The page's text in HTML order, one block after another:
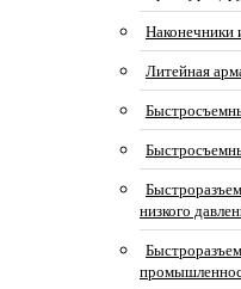
Наконечники
Литейная
низкого